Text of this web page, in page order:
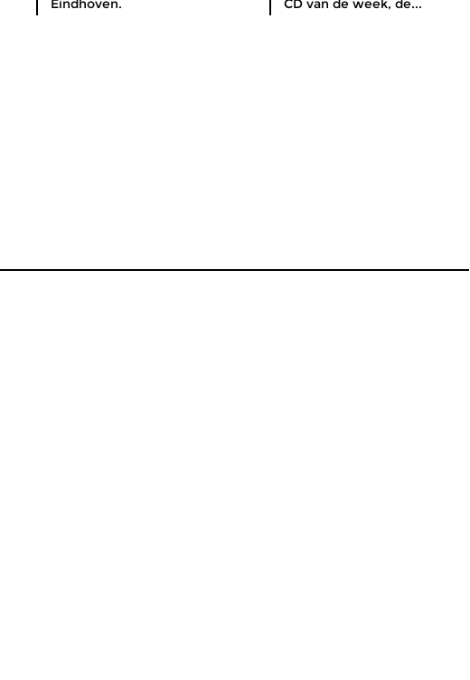
Eindhoven.
CD van de week, de...